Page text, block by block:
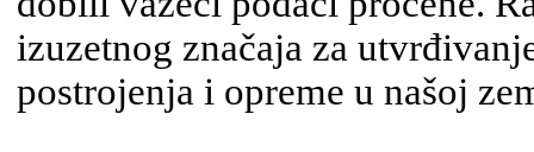
izuzetnog značaja za
post­rojenja i opreme u našoj